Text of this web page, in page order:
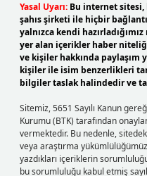
Yasal Uyarı: Bu internet
şahıs şirketi ile hiçbir
yalnızca kendi
yer alan içerikler haber
ve kişiler hakkında paylaşım
kişiler ile isim benzerlikleri
bilgiler taslak halindedir ve
Sitemiz, 5651 Sayılı Kanun
Kurumu (BTK) tarafından
vermektedir. Bu nedenle,
veya araştırma
yazdıkları içeriklerin
bu sorumluluğu kabul etmiş